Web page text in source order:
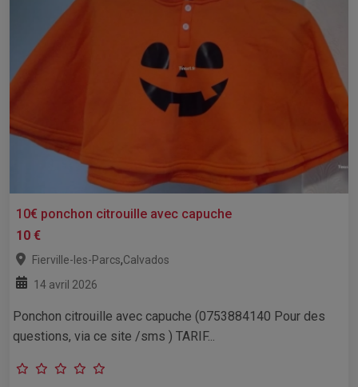
10€ ponchon citrouille avec capuche
10 €
Fierville-les-Parcs,Calvados
14 avril 2026
Ponchon citrouille avec capuche (0753884140 Pour des
questions, via ce site /sms ) TARIF...